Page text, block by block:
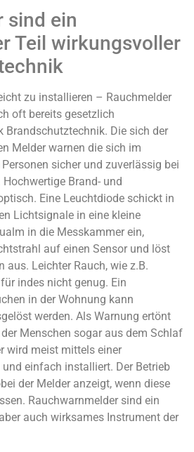
sind ein
Teil wirkungsvoller
zu installieren – Rauchmelder
oft bereits gesetzlich
Brandschutztechnik. Die sich der
Melder warnen die sich im
sicher und zuverlässig bei
Brand- und
Eine Leuchtdiode schickt in
Lichtsignale in eine kleine
in die Messkammer ein,
auf einen Sensor und löst
aus. Leichter Rauch, wie z.B.
indes nicht genug. Ein
in der Wohnung kann
werden. Als Warnung ertönt
Menschen sogar aus dem Schlaf
wird meist mittels einer
einfach installiert. Der Betrieb
der Melder anzeigt, wenn diese
Rauchwarnmelder sind ein
auch wirksames Instrument der